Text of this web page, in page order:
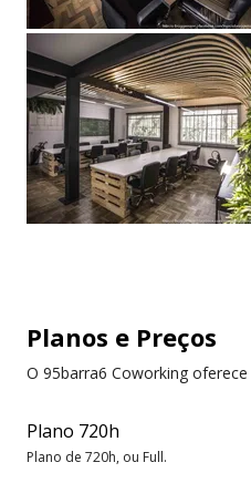
Planos e Preços
O 95barra6 Coworking
Plano 720h
Plano de 720h, ou Full.